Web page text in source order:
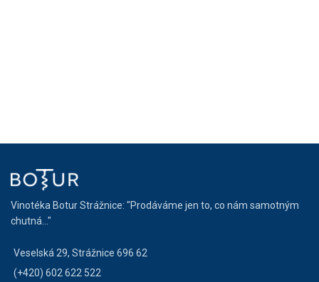
Vinotéka Botur Strážnice: "Prodáváme jen to, co nám samotným
chutná..."
Veselská 29, Strážnice 696 62
(+420) 602 622 522